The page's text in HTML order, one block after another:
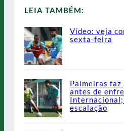
LEIA TAMBÉM:
Vídeo: veja
sexta-feira
Palmeiras
antes de
escalação